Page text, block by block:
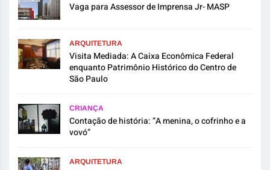
Vaga para Assessor de Imprensa Jr- MASP
ARQUITETURA
Visita Mediada: A Caixa Econômica Federal
enquanto Patrimônio Histórico do Centro de
São Paulo
CRIANÇA
Contação de história: “A menina, o cofrinho e a
vovó”
ARQUITETURA